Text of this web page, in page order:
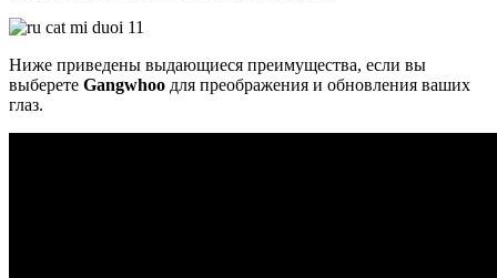
Ниже приведены выдающиеся преимущества, если вы
выберете Gangwhoo для преображения и обновления ваших
глаз.